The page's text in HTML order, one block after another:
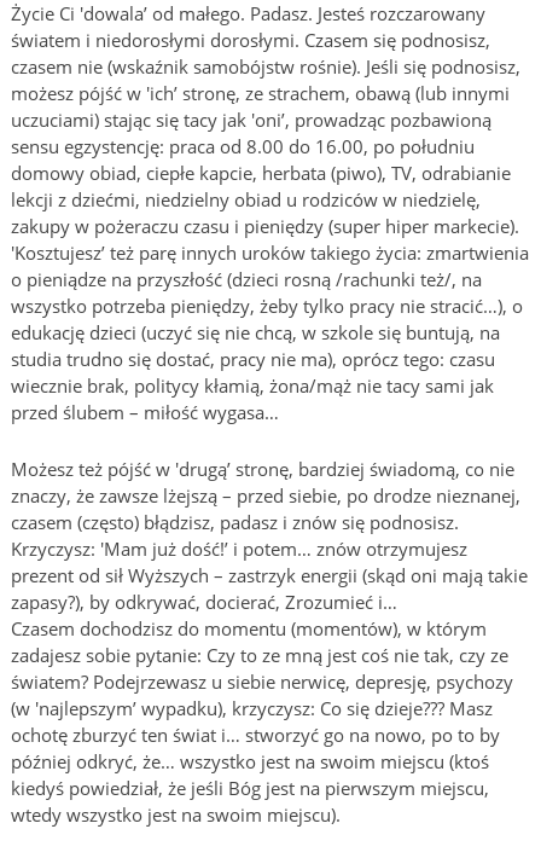
Życie Ci 'dowala’ od małego. Padasz. Jesteś rozczarowany
światem i niedorosłymi dorosłymi. Czasem się podnosisz,
czasem nie (wskaźnik samobójstw rośnie). Jeśli się podnosisz,
możesz pójść w 'ich’ stronę, ze strachem, obawą (lub innymi
uczuciami) stając się tacy jak 'oni’, prowadząc pozbawioną
sensu egzystencję: praca od 8.00 do 16.00, po południu
domowy obiad, ciepłe kapcie, herbata (piwo), TV, odrabianie
lekcji z dziećmi, niedzielny obiad u rodziców w niedzielę,
zakupy w pożeraczu czasu i pieniędzy (super hiper markecie).
'Kosztujesz’ też parę innych uroków takiego życia: zmartwienia
o pieniądze na przyszłość (dzieci rosną /rachunki też/, na
wszystko potrzeba pieniędzy, żeby tylko pracy nie stracić…), o
edukację dzieci (uczyć się nie chcą, w szkole się buntują, na
studia trudno się dostać, pracy nie ma), oprócz tego: czasu
wiecznie brak, politycy kłamią, żona/mąż nie tacy sami jak
przed ślubem – miłość wygasa…
Możesz też pójść w 'drugą’ stronę, bardziej świadomą, co nie
znaczy, że zawsze lżejszą – przed siebie, po drodze nieznanej,
czasem (często) błądzisz, padasz i znów się podnosisz.
Krzyczysz: 'Mam już dość!’ i potem… znów otrzymujesz
prezent od sił Wyższych – zastrzyk energii (skąd oni mają takie
zapasy?), by odkrywać, docierać, Zrozumieć i…
Czasem dochodzisz do momentu (momentów), w którym
zadajesz sobie pytanie: Czy to ze mną jest coś nie tak, czy ze
światem? Podejrzewasz u siebie nerwicę, depresję, psychozy
(w 'najlepszym’ wypadku), krzyczysz: Co się dzieje??? Masz
ochotę zburzyć ten świat i… stworzyć go na nowo, po to by
później odkryć, że… wszystko jest na swoim miejscu (ktoś
kiedyś powiedział, że jeśli Bóg jest na pierwszym miejscu,
wtedy wszystko jest na swoim miejscu).